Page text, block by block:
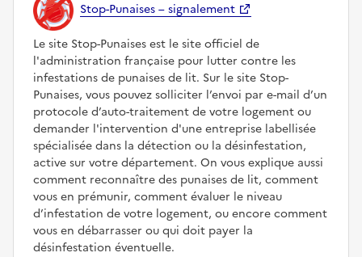
Stop-Punaises – signalement
Le site Stop-Punaises est le site officiel de
l'administration française pour lutter contre les
infestations de punaises de lit. Sur le site Stop-
Punaises, vous pouvez solliciter l’envoi par e-mail d’un
protocole d’auto-traitement de votre logement ou
demander l'intervention d'une entreprise labellisée
spécialisée dans la détection ou la désinfestation,
active sur votre département. On vous explique aussi
comment reconnaître des punaises de lit, comment
vous en prémunir, comment évaluer le niveau
d’infestation de votre logement, ou encore comment
vous en débarrasser ou qui doit payer la
désinfestation éventuelle.